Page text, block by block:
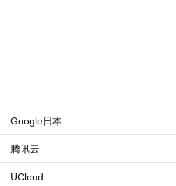
Google日本
腾讯云
UCloud